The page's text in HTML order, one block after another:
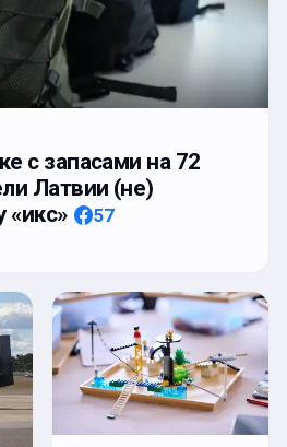
с запасами на 72
Латвии (не)
«икс»
57